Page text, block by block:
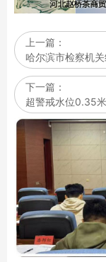
上一篇：
哈尔滨市检察机
下一篇：
超警戒水位0.35